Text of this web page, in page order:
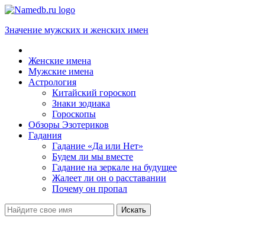
Значение мужских и женских имен
Женские имена
Мужские имена
Астрология
Китайский гороскоп
Знаки зодиака
Гороскопы
Обзоры Эзотериков
Гадания
Гадание «Да или Нет»
Будем ли мы вместе
Гадание на зеркале на будущее
Жалеет ли он о расставании
Почему он пропал